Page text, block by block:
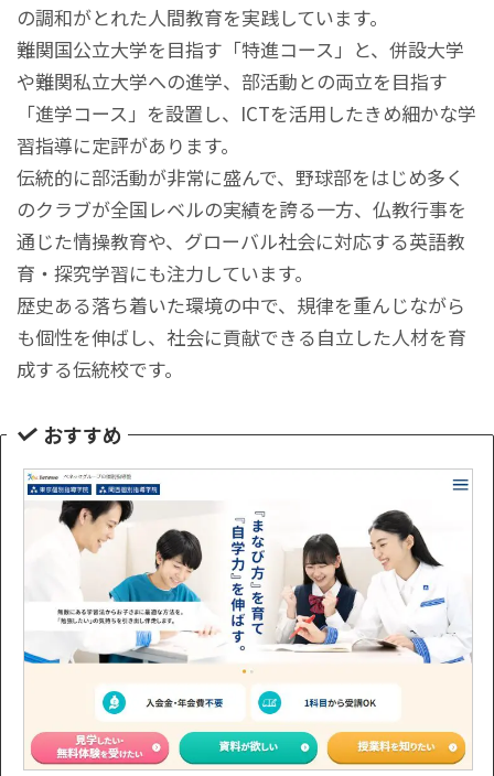
の調和がとれた人間教育を実践しています。
難関国公立大学を目指す「特進コース」と、併設大学
や難関私立大学への進学、部活動との両立を目指す
「進学コース」を設置し、ICTを活用したきめ細かな学
習指導に定評があります。
伝統的に部活動が非常に盛んで、野球部をはじめ多く
のクラブが全国レベルの実績を誇る一方、仏教行事を
通じた情操教育や、グローバル社会に対応する英語教
育・探究学習にも注力しています。
歴史ある落ち着いた環境の中で、規律を重んじながら
も個性を伸ばし、社会に貢献できる自立した人材を育
成する伝統校です。
おすすめ